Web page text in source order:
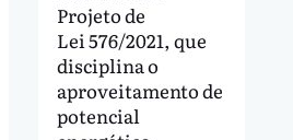
Projeto de
Lei 576/2021, que
disciplina o
aproveitamento de
potencial